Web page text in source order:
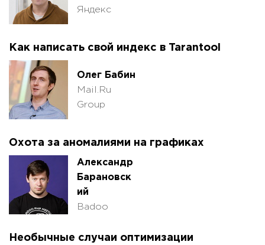
Яндекс
Как написать свой индекс в Tarantool
Олег Бабин
Mail.Ru
Group
Охота за аномалиями на графиках
Александр
Барановск
ий
Badoo
Необычные случаи оптимизации